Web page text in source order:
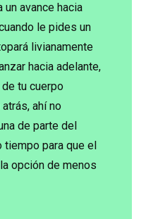
un avance hacia
le pides un
livianamente
hacia adelante,
tu cuerpo
ahí no
de parte del
tiempo para que el
opción de menos